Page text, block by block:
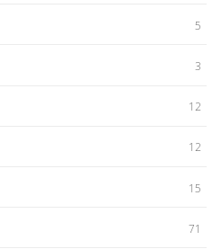
5
3
12
12
15
71